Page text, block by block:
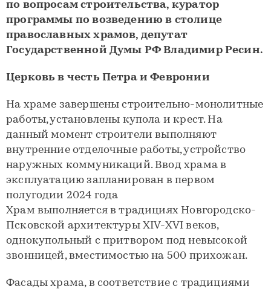
по вопросам строительства, куратор
программы по возведению в столице
православных храмов, депутат
Государственной Думы РФ Владимир Ресин.
Церковь в честь Петра и Февронии
На храме завершены строительно-монолитные
работы, установлены купола и крест. На
данный момент строители выполняют
внутренние отделочные работы, устройство
наружных коммуникаций. Ввод храма в
эксплуатацию запланирован в первом
полугодии 2024 года
Храм выполняется в традициях Новгородско-
Псковской архитектуры XIV-XVI веков,
однокупольный с притвором под невысокой
звонницей, вместимостью на 500 прихожан.
Фасады храма, в соответствие с традициями